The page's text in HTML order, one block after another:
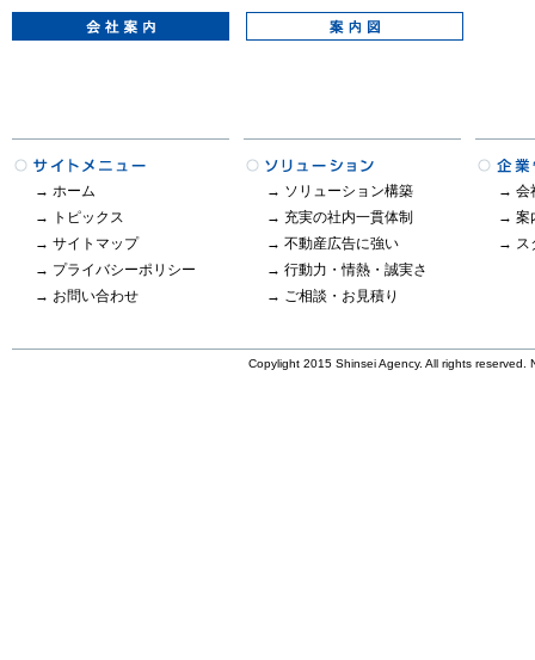
→ ホーム
→
トピックス
→ サイトマップ
→ プライバシーポリシー
→ お問い合わせ
→ ソリューション構築
→ 充実の社内一貫体制
→ 不動産広告に強い
→ 行動力・情熱・誠実さ
→ ご相談・お見積り
→ 会
→ 案
→ ス
Copylight 2015 Shinsei Agency. All rights